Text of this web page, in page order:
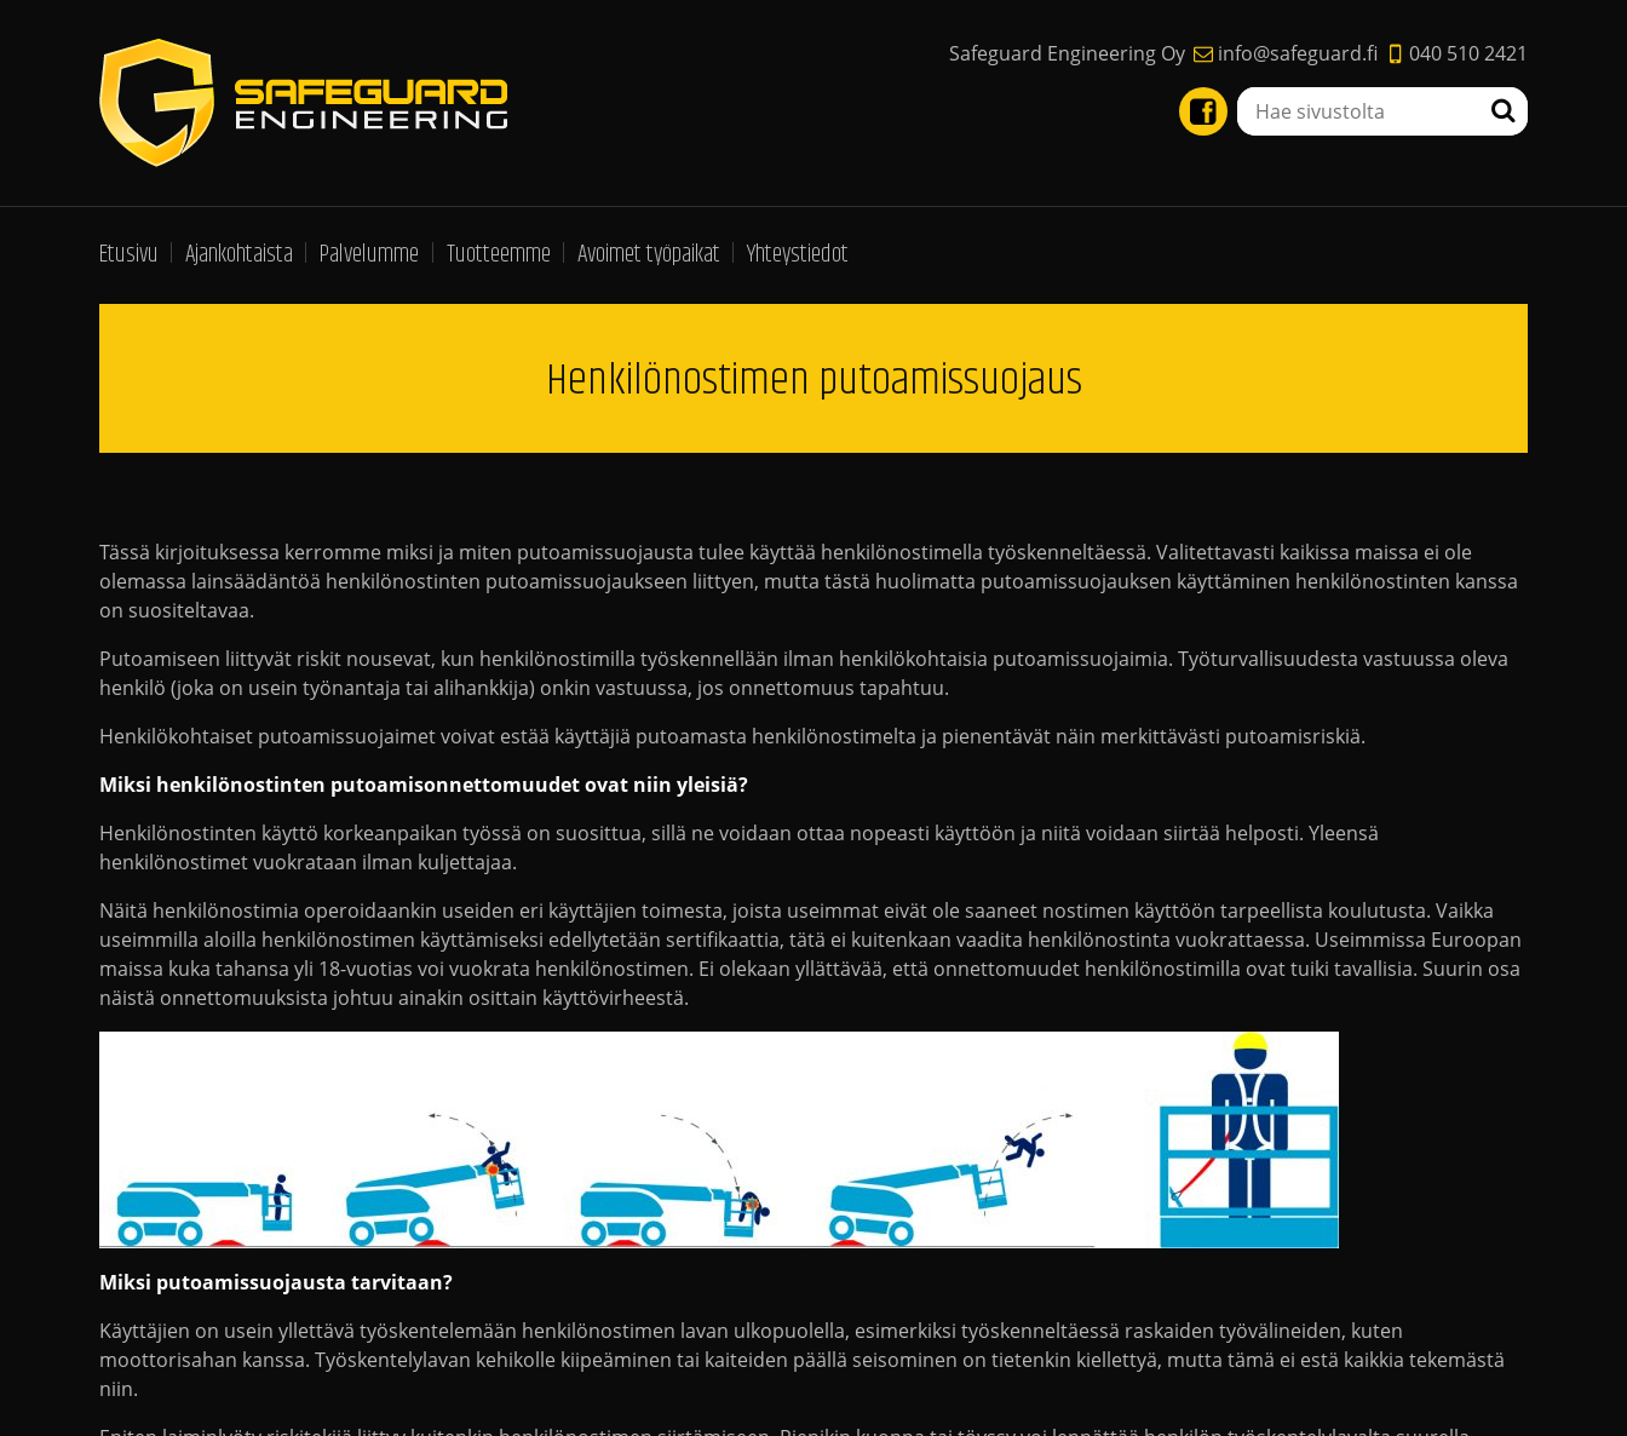
Safeguard Engineering Oy info@safeguard.fi 040 510 2421
Etusivu Ajankohtaista Palvelumme Tuotteemme Avoimet työpaikat Yhteystiedot
Henkilönostimen putoamissuojaus
Tässä kirjoituksessa kerromme miksi ja miten putoamissuojausta tulee käyttää henkilönostimella työskenneltäessä. Valitettavasti kaikissa maissa ei ole
olemassa lainsäädäntöä henkilönostinten putoamissuojaukseen liittyen, mutta tästä huolimatta putoamissuojauksen käyttäminen henkilönostinten kanssa
on suositeltavaa.
Putoamiseen liittyvät riskit nousevat, kun henkilönostimilla työskennellään ilman henkilökohtaisia putoamissuojaimia. Työturvallisuudesta vastuussa oleva
henkilö (joka on usein työnantaja tai alihankkija) onkin vastuussa, jos onnettomuus tapahtuu.
Henkilökohtaiset putoamissuojaimet voivat estää käyttäjiä putoamasta henkilönostimelta ja pienentävät näin merkittävästi putoamisriskiä.
Miksi henkilönostinten putoamisonnettomuudet ovat niin yleisiä?
Henkilönostinten käyttö korkeanpaikan työssä on suosittua, sillä ne voidaan ottaa nopeasti käyttöön ja niitä voidaan siirtää helposti. Yleensä
henkilönostimet vuokrataan ilman kuljettajaa.
Näitä henkilönostimia operoidaankin useiden eri käyttäjien toimesta, joista useimmat eivät ole saaneet nostimen käyttöön tarpeellista koulutusta. Vaikka
useimmilla aloilla henkilönostimen käyttämiseksi edellytetään sertifikaattia, tätä ei kuitenkaan vaadita henkilönostinta vuokrattaessa. Useimmissa Euroopan
maissa kuka tahansa yli 18-vuotias voi vuokrata henkilönostimen. Ei olekaan yllättävää, että onnettomuudet henkilönostimilla ovat tuiki tavallisia. Suurin osa
näistä onnettomuuksista johtuu ainakin osittain käyttövirheestä.
Miksi putoamissuojausta tarvitaan?
Käyttäjien on usein yllettävä työskentelemään henkilönostimen lavan ulkopuolella, esimerkiksi työskenneltäessä raskaiden työvälineiden, kuten
moottorisahan kanssa. Työskentelylavan kehikolle kiipeäminen tai kaiteiden päällä seisominen on tietenkin kiellettyä, mutta tämä ei estä kaikkia tekemästä
niin.